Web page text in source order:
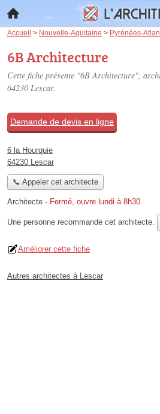
Accueil > Nouvelle-Aquitaine > Pyrénées-
6B Architecture
Cette fiche présente "6B Architecture",
64230 Lescar.
Demande de devis en ligne
6 la Hourquie
64230 Lescar
📞 Appeler cet architecte
Architecte - Fermé, ouvre lundi à 8h30
Une personne recommande cet architecte.
Améliorer cette fiche
Autres architectes à Lescar